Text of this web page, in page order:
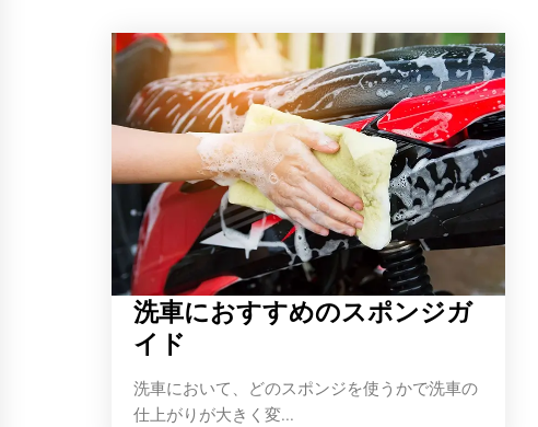
洗車におすすめのスポンジガ
イド
洗車において、どのスポンジを使うかで洗車の
仕上がりが大きく変...